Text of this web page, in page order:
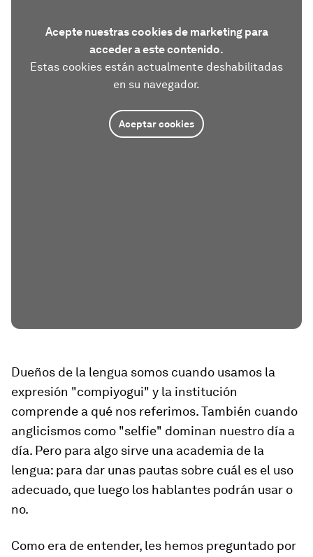
Acepte nuestras cookies de marketing para
acceder a este contenido.
Estas cookies están actualmente deshabilitadas
en su navegador.
Aceptar cookies
Dueños de la lengua somos cuando usamos la
expresión "compiyogui" y la institución
comprende a qué nos referimos. También cuando
anglicismos como "selfie" dominan nuestro día a
día. Pero para algo sirve una academia de la
lengua: para dar unas pautas sobre cuál es el uso
adecuado, que luego los hablantes podrán usar o
no.
Como era de entender, les hemos preguntado por